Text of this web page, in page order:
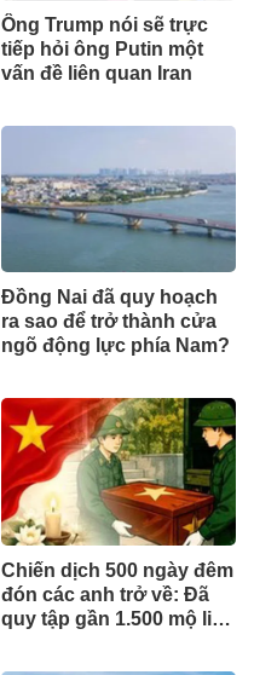
Ông Trump nói sẽ trực
tiếp hỏi ông Putin một
vấn đề liên quan Iran
Đồng Nai đã quy hoạch
ra sao để trở thành cửa
ngõ động lực phía Nam?
Chiến dịch 500 ngày đêm
đón các anh trở về: Đã
quy tập gần 1.500 mộ liệt